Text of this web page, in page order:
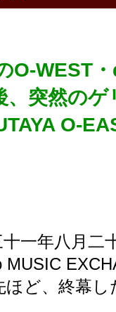
O-WEST
、突然の
O-
一年八月二
MUSIC
ほど、終幕し